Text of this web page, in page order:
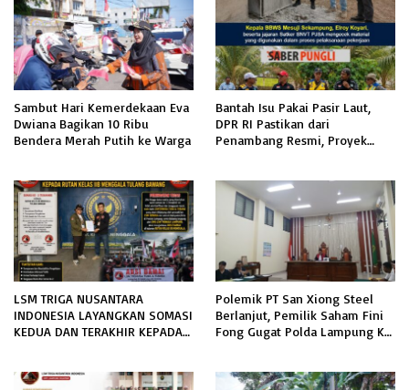
Sambut Hari Kemerdekaan Eva
Dwiana Bagikan 10 Ribu
Bendera Merah Putih ke Warga
Bantah Isu Pakai Pasir Laut,
DPR RI Pastikan dari
Penambang Resmi, Proyek
LSM TRIGA NUSANTARA
INDONESIA LAYANGKAN SOMASI
KEDUA DAN TERAKHIR KEPADA
INFORMASI PUBLIK
Polemik PT San Xiong Steel
Berlanjut, Pemilik Saham Fini
Fong Gugat Polda Lampung Ke